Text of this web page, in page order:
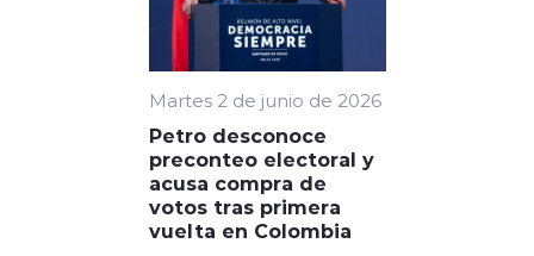
Martes 2 de junio de 2026
Petro desconoce
preconteo electoral y
acusa compra de
votos tras primera
vuelta en Colombia